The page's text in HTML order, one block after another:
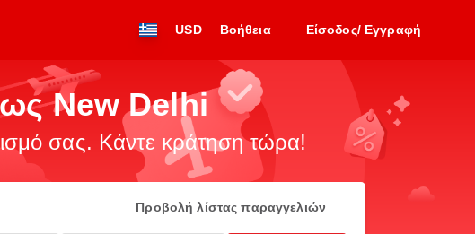
USD Βοήθεια Είσοδος/ Εγγραφή
New Delhi
σας. Κάντε κράτηση τώρα!
Προβολή λίστας παραγγελιών